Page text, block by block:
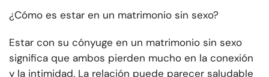
¿Cómo es estar en un matrimonio sin sexo?
Estar con su cónyuge en un matrimonio sin sexo
significa que ambos pierden mucho en la conexión
y la intimidad. La relación puede parecer saludable